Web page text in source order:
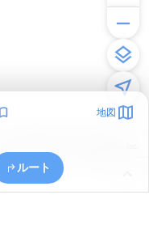
地図
ルート